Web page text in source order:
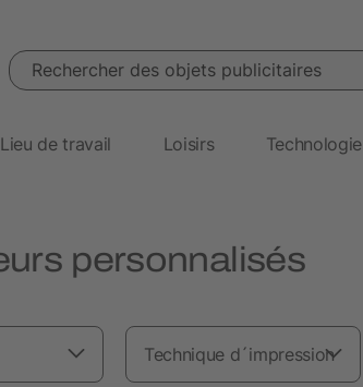
Rechercher des objets publicitaires
Lieu de travail Loisirs Technologie
personnalisés
Technique d´impression